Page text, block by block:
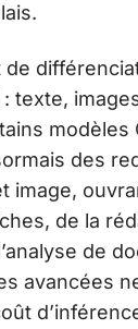
: texte,
modèles
des
image,
de la
de
avancées